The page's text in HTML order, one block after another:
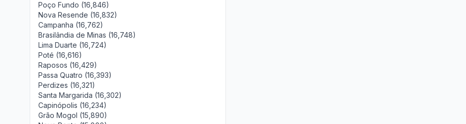
Poço Fundo (16,846)
Nova Resende (16,832)
Campanha (16,762)
Brasilândia de Minas (16,748)
Lima Duarte (16,724)
Poté (16,616)
Raposos (16,429)
Passa Quatro (16,393)
Perdizes (16,321)
Santa Margarida (16,302)
Capinópolis (16,234)
Grão Mogol (15,890)